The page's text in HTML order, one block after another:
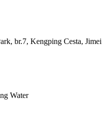
br.7, Kengping Cesta, Jimei